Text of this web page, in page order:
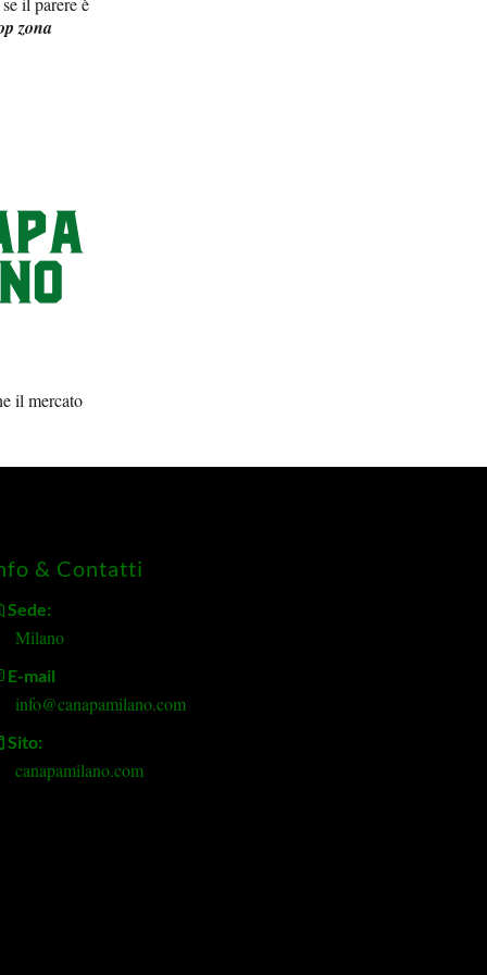
zona
il mercato
& Contatti
Sede:
Milano
E-mail
info@canapamilano.com
Sito:
canapamilano.com